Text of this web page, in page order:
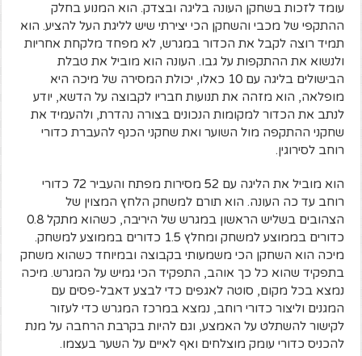
עומד לזכות בשחקן העונה בליגה ובצדק. הוא המנוע בחלק
ההתקפי של מכבי והשחקן הכי יצירתי שיש לליגת העל להציע. הוא
תמיד רוצה לקבל את הכדור במגרש, לא מפחד מלקחת אחריות
ולנשוא את ההתקפות על גבו. העונה הוא מוביל את טבלת
הבישולים בליגה עם 10 כאלו, יכולת המסירה של מיכה היא
מופלאה, הוא מזהה את תנועות חבריו לקבוצה על הדשא, יודע
לנתב את הכדור למקומות הנכונים בצורה נהדרת, ולהעמיד את
שחקני ההתקפה מול השוער ואת שחקני הכנף להעברת כדורי
רוחב לסירוגין.
הוא מוביל את הליגה עם 52 מסירות מפתח והעביר 72 כדורי
רוחב עד כה העונה. הוא תורם למשחק הלחץ המצוין של
הצהובים בשליש הראשון במגרש של היריבה, כשהוא מתקל 0.8
כדורים בממוצע למשחק ומחלץ 1.5 כדורים בממוצע למשחק.
מיכה הוא השחקן הכי משמעותי בקבוצה ובמיוחד כשהוא משחק
בתפקיד שהוא כל כך אוהב, התפקיד הכי גמיש על המגרש. מיכה
נמצא בכל מקום, סוטה לאגפים כדי לבצע דאבל-פסים עם
המגנים וליצור כדורי רוחב, נמצא במרכז המגרש כדי לעזור
לקישור להשתלט על האמצע, וגם להיות בקרבת הרחבה על מנת
להכניס כדורי עומק מוצלחים ואף לאיים על השער בעצמו.